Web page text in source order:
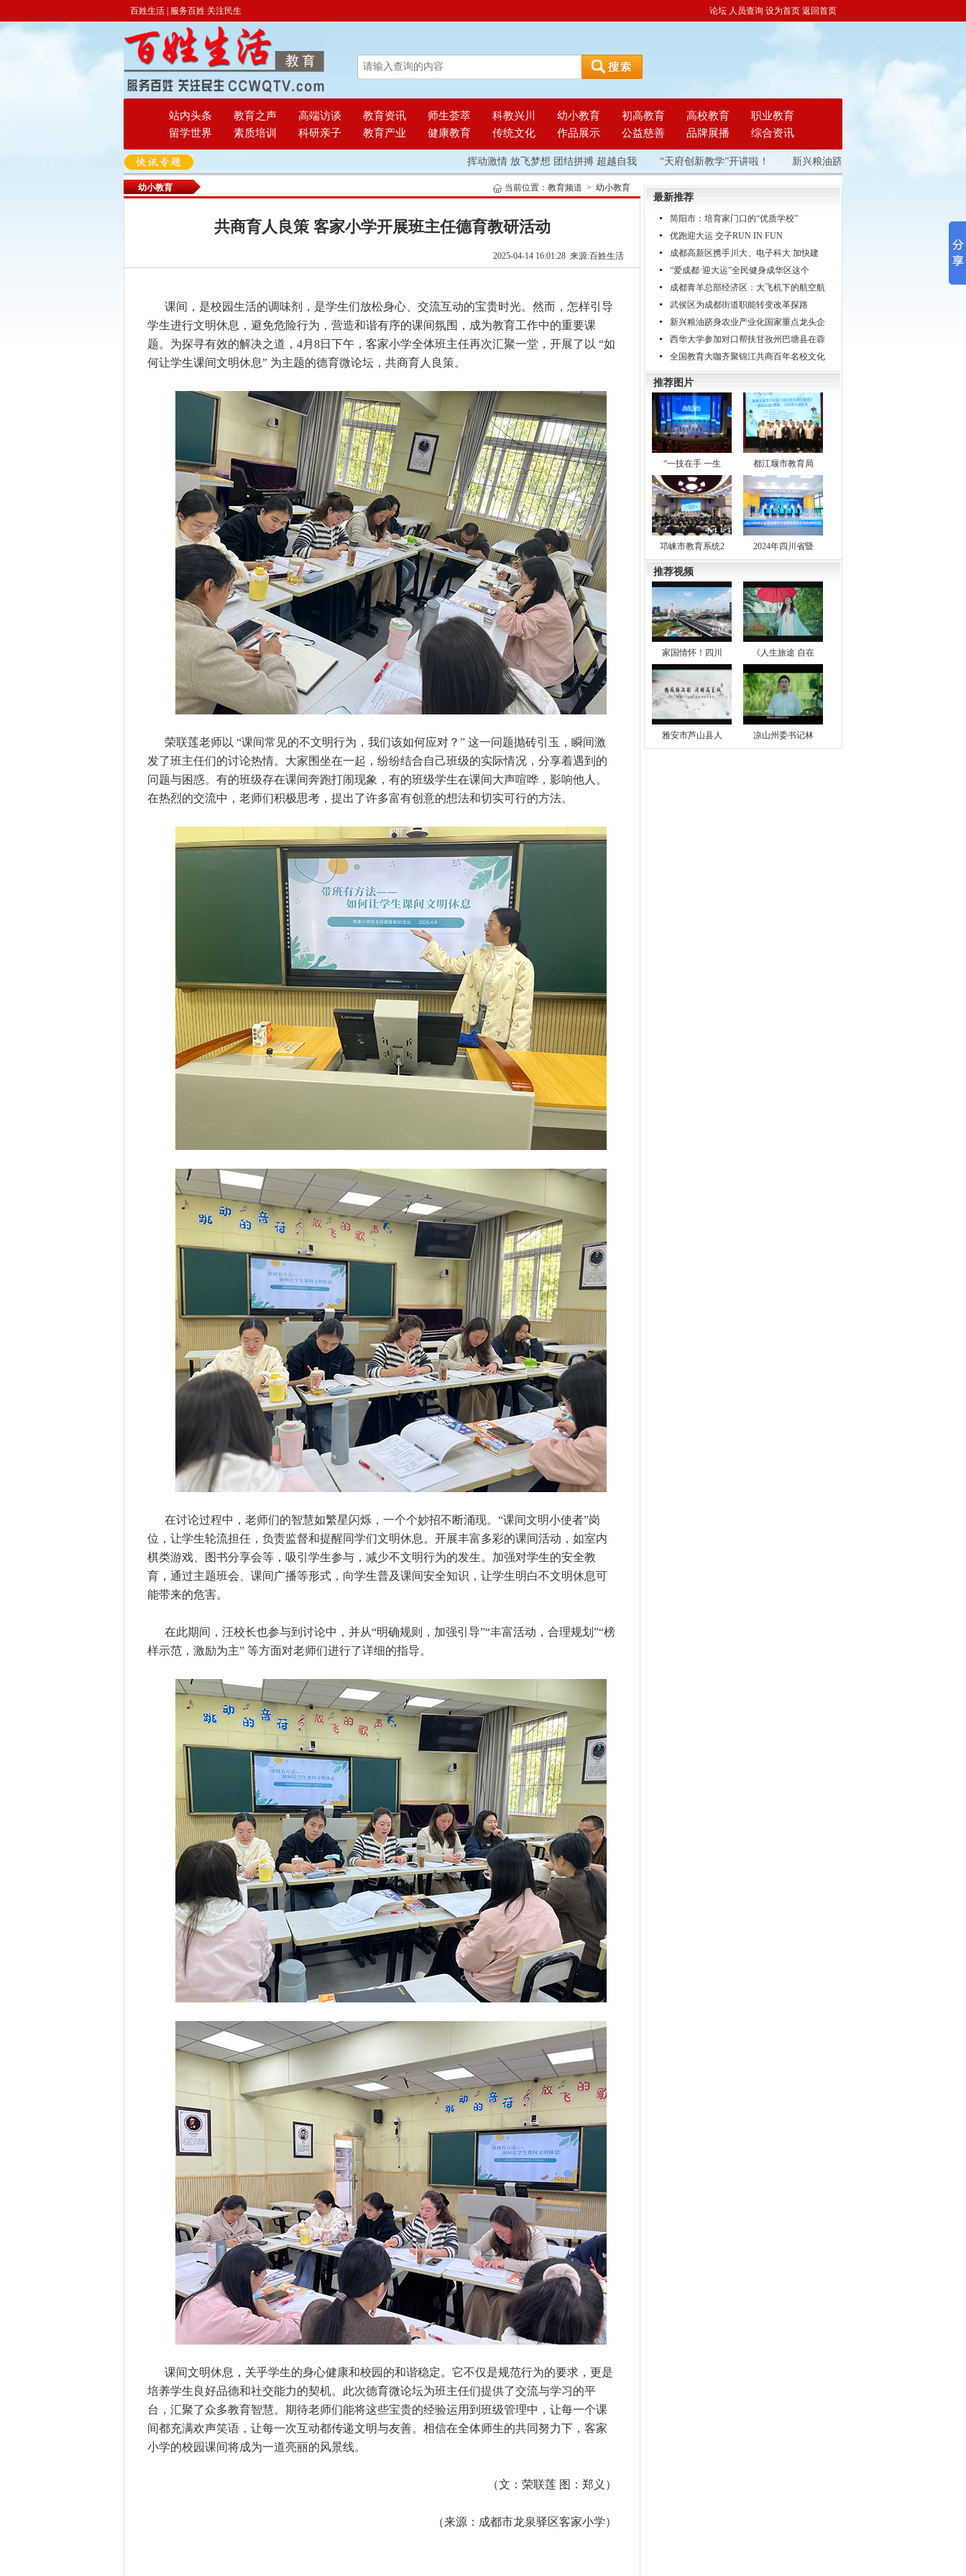
百姓生活 | 服务百姓 关注民生 论坛 人员查询 设为首页 返回首页
站内头条 教育之声 高端访谈 教育资讯 师生荟萃 科教兴川 幼小教育 初高教育 高校教育
职业教育
留学世界
素质培训 科研亲子 教育产业 健康教育 传统文化 作品展示 公益慈善 品牌展播 综合资讯
挥动激情 放飞梦想 团结拼搏 超越自我 “天府创新教学”开讲啦！ 新兴粮油跻身农业产业化国家重点龙头企业
幼小教育 当前位置： 教育频道 > 幼小教育
共商育人良策 客家小学开展班主任德育教研活动
2025-04-14 16:01:28 来源:百姓生活
课间，是校园生活的调味剂，是学生们放松身心、交流互动的宝贵时光。然而，怎样引导
学生进行文明休息，避免危险行为，营造和谐有序的课间氛围，成为教育工作中的重要课
题。为探寻有效的解决之道，4月8日下午，客家小学全体班主任再次汇聚一堂，开展了以 “如
何让学生课间文明休息” 为主题的德育微论坛，共商育人良策。
荣联莲老师以 “课间常见的不文明行为，我们该如何应对？” 这一问题抛砖引玉，瞬间激
发了班主任们的讨论热情。大家围坐在一起，纷纷结合自己班级的实际情况，分享着遇到的
问题与困惑。有的班级存在课间奔跑打闹现象，有的班级学生在课间大声喧哗，影响他人。
在热烈的交流中，老师们积极思考，提出了许多富有创意的想法和切实可行的方法。
在讨论过程中，老师们的智慧如繁星闪烁，一个个妙招不断涌现。“课间文明小使者”岗
位，让学生轮流担任，负责监督和提醒同学们文明休息。开展丰富多彩的课间活动，如室内
棋类游戏、图书分享会等，吸引学生参与，减少不文明行为的发生。加强对学生的安全教
育，通过主题班会、课间广播等形式，向学生普及课间安全知识，让学生明白不文明休息可
能带来的危害。
在此期间，汪校长也参与到讨论中，并从“明确规则，加强引导”“丰富活动，合理规划”“榜
样示范，激励为主” 等方面对老师们进行了详细的指导。
课间文明休息，关乎学生的身心健康和校园的和谐稳定。它不仅是规范行为的要求，更是
培养学生良好品德和社交能力的契机。此次德育微论坛为班主任们提供了交流与学习的平
台，汇聚了众多教育智慧。期待老师们能将这些宝贵的经验运用到班级管理中，让每一个课
间都充满欢声笑语，让每一次互动都传递文明与友善。相信在全体师生的共同努力下，客家
小学的校园课间将成为一道亮丽的风景线。
（文：荣联莲 图：郑义）
（来源：成都市龙泉驿区客家小学）
最新推荐
简阳市：培育家门口的“优质学校”
优跑迎大运 交子RUN IN FUN
成都高新区携手川大、电子科大 加快建
“爱成都·迎大运”全民健身成华区这个
成都青羊总部经济区：大飞机下的航空航
武侯区为成都街道职能转变改革探路
新兴粮油跻身农业产业化国家重点龙头企
西华大学参加对口帮扶甘孜州巴塘县在蓉
全国教育大咖齐聚锦江共商百年名校文化
推荐图片
“一技在手 一生 都江堰市教育局
邛崃市教育系统2 2024年四川省暨
推荐视频
家国情怀！四川 《人生旅途 自在
雅安市芦山县人 凉山州委书记林